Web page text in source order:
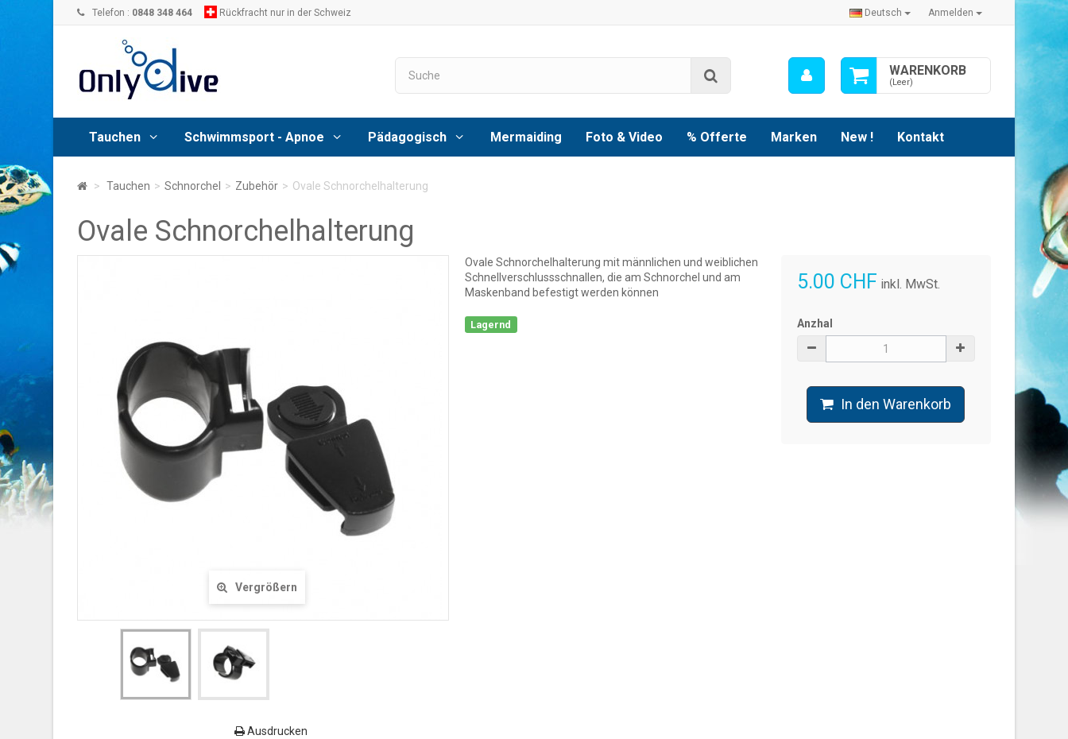
Anmelden
Telefon : 0848 348 464 Rückfracht nur in der Schweiz Deutsch
WARENKORB
(Leer)
Mein
Konto
Tauchen Schwimmsport - Apnoe Pädagogisch Mermaiding Foto & Video % Offerte Marken New ! Kontakt
> Tauchen > Schnorchel > Zubehör > Ovale Schnorchelhalterung
Ovale Schnorchelhalterung
Vergrößern
Ausdrucken
5.00 CHF inkl. MwSt.
Anzhal
In den Warenkorb
Ovale Schnorchelhalterung mit männlichen und weiblichen
Schnellverschlussschnallen, die am Schnorchel und am
Maskenband befestigt werden können
Lagernd